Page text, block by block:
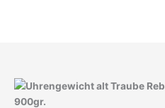
Uhrengewicht
alt